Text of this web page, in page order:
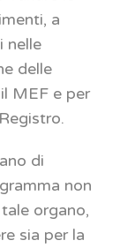
a
nelle
delle
MEF e per
di
non
organo,
sia per la